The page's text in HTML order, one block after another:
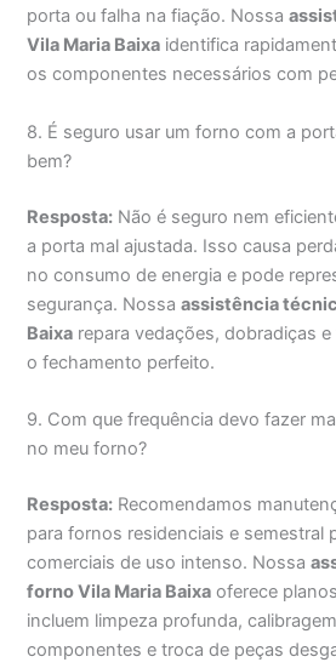
porta ou falha na fiação. Nossa
Vila Maria Baixa identifica
os componentes necessários com
8. É seguro usar um forno com a
bem?
Resposta: Não é seguro nem
a porta mal ajustada. Isso causa
no consumo de energia e pode
segurança. Nossaassistência
Baixa repara vedações, dobradiças
o fechamento perfeito.
9. Com que frequência devo fazer
no meu forno?
Resposta: Recomendamos
para fornos residenciais e semestral
comerciais de uso intenso. Nossa
forno Vila Maria Baixa oferece
incluem limpeza profunda,
componentes e troca de peças